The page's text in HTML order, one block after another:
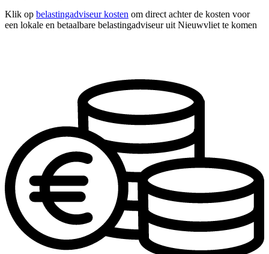
Klik op belastingadviseur kosten om direct achter de kosten voor
een lokale en betaalbare belastingadviseur uit Nieuwvliet te komen